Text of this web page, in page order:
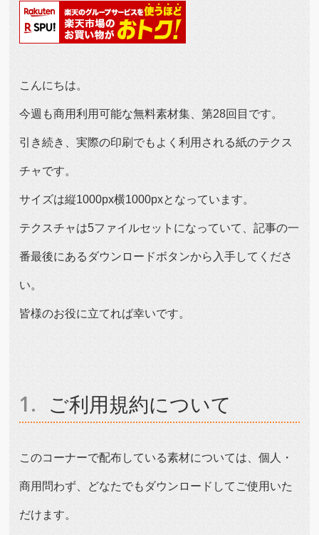
こんにちは。
今週も商用利用可能な無料素材集、第28回目です。
引き続き、実際の印刷でもよく利用される紙のテクス
チャです。
サイズは縦1000px横1000pxとなっています。
テクスチャは5ファイルセットになっていて、記事の一
番最後にあるダウンロードボタンから入手してくださ
い。
皆様のお役に立てれば幸いです。
ご利用規約について
このコーナーで配布している素材については、個人・
商用問わず、どなたでもダウンロードしてご使用いた
だけます。